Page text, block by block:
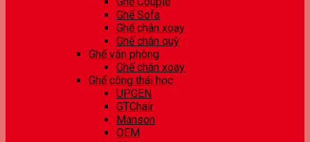
Ghế Sofa
Ghế chân xoay
Ghế chân quỳ
Ghế văn phòng
Ghế chân xoay
Ghế công thái học
UPGEN
GTChair
Manson
OEM